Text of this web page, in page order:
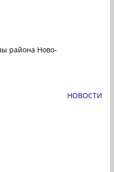
района Ново-
НОВОСТИ